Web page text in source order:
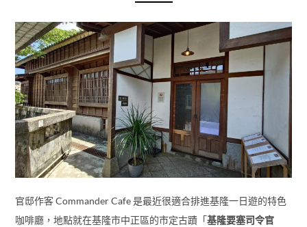
官邸作客 Commander Cafe 是最近很適合排進基隆一日遊的特色
咖啡廳，地點就在基隆市中正區的市定古蹟「基隆要塞司令官